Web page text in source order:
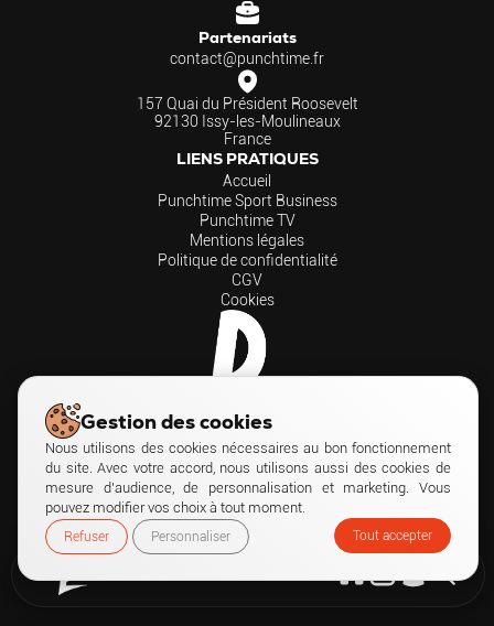
Gestion des cookies
Nous utilisons des cookies nécessaires au bon fonctionnement
du site. Avec votre accord, nous utilisons aussi des cookies de
mesure d’audience, de personnalisation et marketing. Vous
pouvez modifier vos choix à tout moment.
Refuser Personnaliser Tout accepter
LIENS PRATIQUES
Accueil
Punchtime Sport Business
Punchtime TV
Mentions légales
Politique de confidentialité
CGV
Cookies
Partenariats
contact@punchtime.fr
157 Quai du Président Roosevelt
92130 Issy-les-Moulineaux
France
©2026 PUNCHTIME — TOUS DROITS RÉSERVÉS.